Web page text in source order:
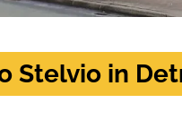
Stelvio in